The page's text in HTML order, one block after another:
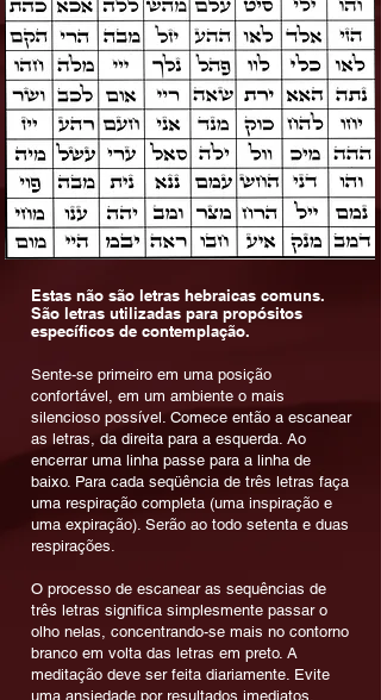
Estas não são letras hebraicas comuns.
São letras utilizadas para propósitos
específicos de contemplação.
Sente-se primeiro em uma posição
confortável, em um ambiente o mais
silencioso possível. Comece então a escanear
as letras, da direita para a esquerda. Ao
encerrar uma linha passe para a linha de
baixo. Para cada seqüência de três letras faça
uma respiração completa (uma inspiração e
uma expiração). Serão ao todo setenta e duas
respirações.
O processo de escanear as sequências de
três letras significa simplesmente passar o
olho nelas, concentrando-se mais no contorno
branco em volta das letras em preto. A
meditação deve ser feita diariamente. Evite
uma ansiedade por resultados imediatos.